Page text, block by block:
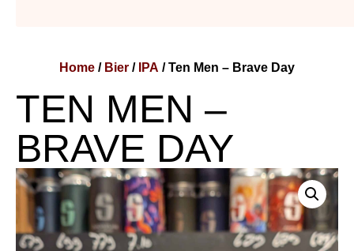
BIERPAKKETTEN
CONTACT
OVER ONS
Home / Bier / IPA / Ten Men – Brave Day
TEN MEN –
BRAVE DAY